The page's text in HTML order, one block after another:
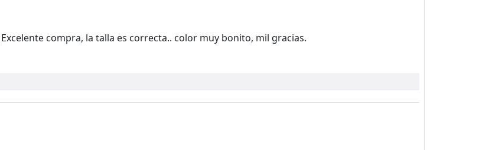
compra, la talla es correcta.. color muy bonito, mil gracias.